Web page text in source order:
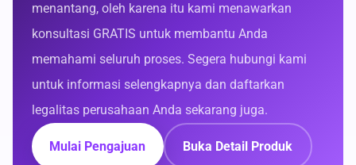
menantang, oleh karena itu kami menawarkan
konsultasi GRATIS untuk membantu Anda
memahami seluruh proses. Segera hubungi kami
untuk informasi selengkapnya dan daftarkan
legalitas perusahaan Anda sekarang juga.
Mulai Pengajuan Buka Detail Produk